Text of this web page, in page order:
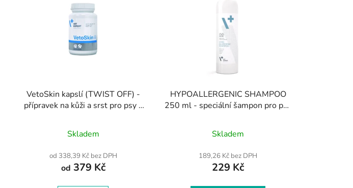
VetoSkin kapslí (TWIST OFF) -
přípravek na kůži a srst pro psy a
hodnocení
produktu
je
Skladem
od 338,39 Kč bez DPH
od 379 Kč
HYPOALLERGENIC SHAMPOO
250 ml - speciální šampon pro psy
hodnocení
produktu
je
Skladem
189,26 Kč bez DPH
229 Kč